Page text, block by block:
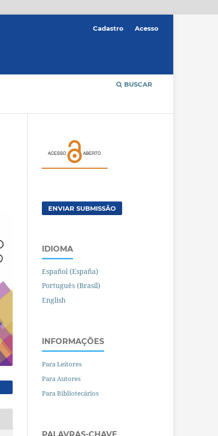
BUSCAR
Cadastro Acesso
ENVIAR SUBMISSÃO
IDIOMA
Español (España)
Português (Brasil)
English
INFORMAÇÕES
Para Leitores
Para Autores
Para Bibliotecários